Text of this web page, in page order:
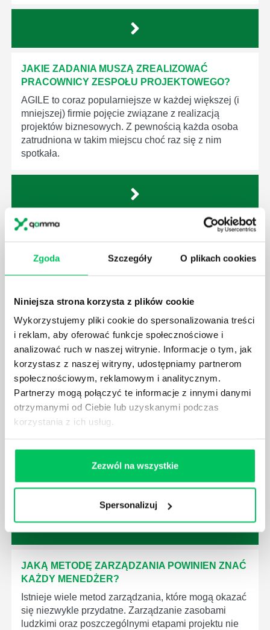
Zgoda Szczegóły O plikach cookies
Niniejsza strona korzysta z plików cookie
Wykorzystujemy pliki cookie do spersonalizowania treści
i reklam, aby oferować funkcje społecznościowe i
analizować ruch w naszej witrynie. Informacje o tym, jak
korzystasz z naszej witryny, udostępniamy partnerom
społecznościowym, reklamowym i analitycznym.
Partnerzy mogą połączyć te informacje z innymi danymi
otrzymanymi od Ciebie lub uzyskanymi podczas
korzystania z ich usług.
Zezwól na wszystkie
Spersonalizuj
JAKIE ZADANIA MUSZĄ ZREALIZOWAĆ
PRACOWNICY ZESPOŁU PROJEKTOWEGO?
AGILE to coraz popularniejsze w każdej większej (i
mniejszej) firmie pojęcie związane z realizacją
projektów biznesowych. Z pewnością każda osoba
zatrudniona w takim miejscu choć raz się z nim
spotkała.
JAKIE UMIEJĘTNOŚCI MENEDŻERSKIE
Nawet zespół złożony z doskonale wykształconych i
kompetentnych pracowników nie będzie w stanie
nim odpowiedniego kierownictwa. Zawsze
niezbędna jest osoba nadzorująca wszystkie
czynności wykonywane przez pracowników.
JAK BRYGADZISTA MOŻE ROZWINĄĆ SWOJE
KOMPETENCJE MENEDŻERSKIE?
za realizację działań podległych mu osób oraz
działu.
JAKĄ METODĘ ZARZĄDZANIA POWINIEN ZNAĆ
KAŻDY MENEDŻER?
Istnieje wiele metod zarządzania, które mogą okazać
się niezwykle przydatne. Zarządzanie zasobami
ludzkimi oraz poszczególnymi etapami projektu nie